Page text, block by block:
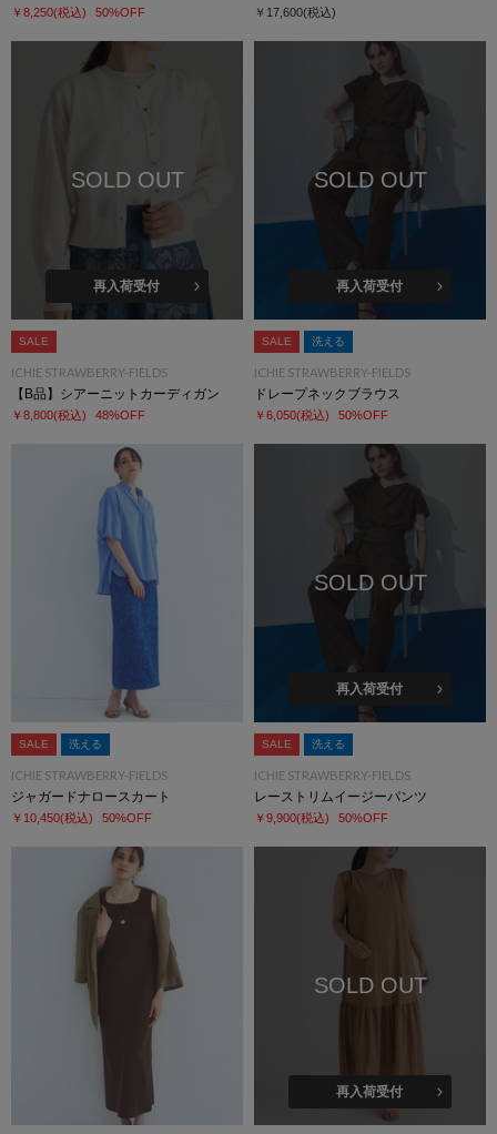
￥8,250(税込) 50%OFF ￥17,600(税込)
SOLD OUT
再入荷受付
SALE
ICHIE STRAWBERRY-FIELDS
【B品】シアーニットカーディガン
￥8,800(税込) 48%OFF
SOLD OUT
再入荷受付
SALE 洗える
ICHIE STRAWBERRY-FIELDS
ドレープネックブラウス
￥6,050(税込) 50%OFF
SALE 洗える
ICHIE STRAWBERRY-FIELDS
ジャガードナロースカート
￥10,450(税込) 50%OFF
SOLD OUT
再入荷受付
SALE 洗える
ICHIE STRAWBERRY-FIELDS
レーストリムイージーパンツ
￥9,900(税込) 50%OFF
SOLD OUT
再入荷受付